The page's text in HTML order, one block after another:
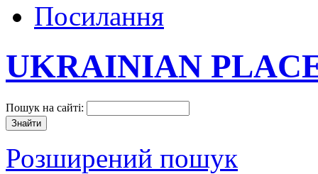
Посилання
UKRAINIAN
Пошук на сайті:
Розширений пошук